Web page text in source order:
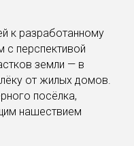
к разработанному
с перспективой
земли — в
от жилых домов.
посёлка,
нашествием